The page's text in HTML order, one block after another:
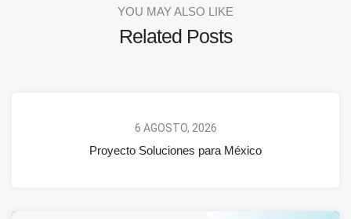
YOU MAY ALSO LIKE
Related Posts
6 AGOSTO, 2026
Proyecto Soluciones para México